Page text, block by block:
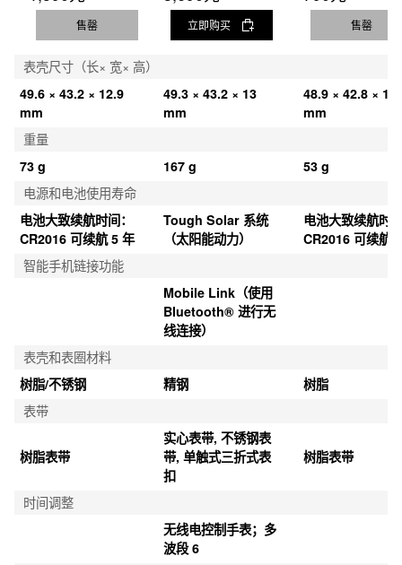
售罄 立即购买 售罄
表壳尺寸（长× 宽× 高）
49.6 × 43.2 × 12.9
mm
49.3 × 43.2 × 13
mm
48.9 × 42.8 ×
mm
重量
73 g
167 g
53 g
电源和电池使用寿命
电池大致续航时间：
CR2016 可续航 5 年
Tough Solar 系统
（太阳能动力）
电池大致续航时
CR2016 可续航
智能手机链接功能
Mobile Link（使用
Bluetooth® 进行无
线连接）
表壳和表圈材料
树脂/不锈钢
精钢
树脂
表带
树脂表带
实心表带, 不锈钢表
带, 单触式三折式表
扣
树脂表带
时间调整
无线电控制手表；多
波段 6